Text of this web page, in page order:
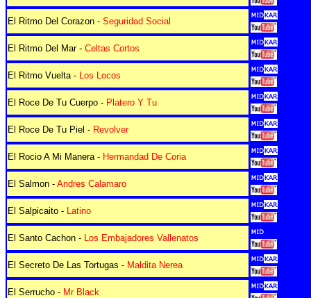
El Ritmo Del Corazon - Seguridad Social
El Ritmo Del Mar - Celtas Cortos
El Ritmo Vuelta - Los Locos
El Roce De Tu Cuerpo - Platero Y Tu
El Roce De Tu Piel - Revolver
El Rocio A Mi Manera - Hermandad De Coria
El Salmon - Andres Calamaro
El Salpicaito - Latino
El Santo Cachon - Los Embajadores Vallenatos
El Secreto De Las Tortugas - Maldita Nerea
El Serrucho - Mr Black